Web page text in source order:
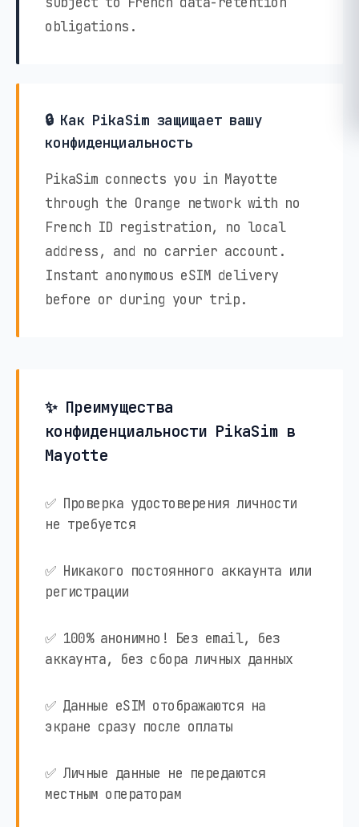
obligations.
🔒 Как PikaSim защищает вашу
конфиденциальность
PikaSim connects you in Mayotte
through the Orange network with no
French ID registration, no local
address, and no carrier account.
Instant anonymous eSIM delivery
before or during your trip.
✨ Преимущества
конфиденциальности PikaSim в
Mayotte
✅ Проверка удостоверения личности
не требуется
✅ Никакого постоянного аккаунта или
регистрации
✅ 100% анонимно! Без email, без
аккаунта, без сбора личных данных
✅ Данные eSIM отображаются на
экране сразу после оплаты
✅ Личные данные не передаются
местным операторам